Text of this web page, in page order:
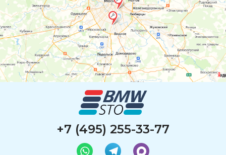
+7 (495) 255-33-77